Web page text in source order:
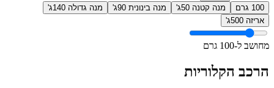
100 גרם מנה קטנה 50ג' מנה בינונית 90ג'
מנה גדולה 140ג'
אריזה 500ג'
מחושב ל-100 גרם
הרכב הקלוריות